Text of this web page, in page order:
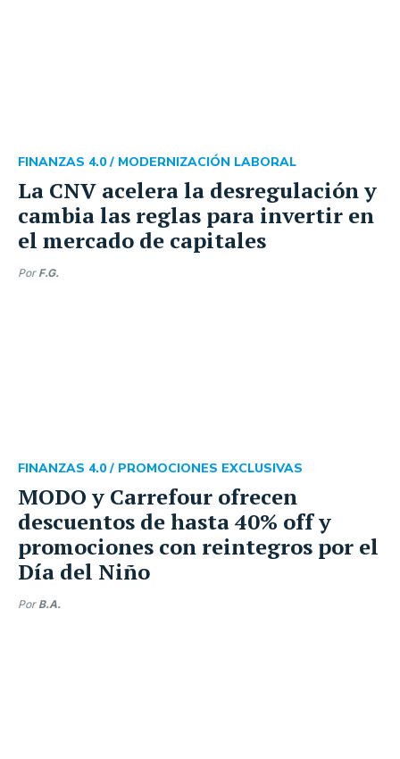
La CNV acelera la desregulación y
cambia las reglas para invertir en
el mercado de capitales
FINANZAS 4.0 / MODERNIZACIÓN LABORAL
Por F.G.
MODO y Carrefour ofrecen
descuentos de hasta 40% off y
promociones con reintegros por el
Día del Niño
FINANZAS 4.0 / PROMOCIONES EXCLUSIVAS
Por B.A.